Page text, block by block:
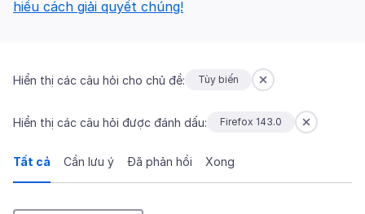
hiểu cách giải quyết chúng!
Hiển thị các câu hỏi cho chủ đề: Tùy biến
Hiển thị các câu hỏi được đánh dấu: Firefox 143.0
Tất cả Cần lưu ý Đã phản hồi Xong